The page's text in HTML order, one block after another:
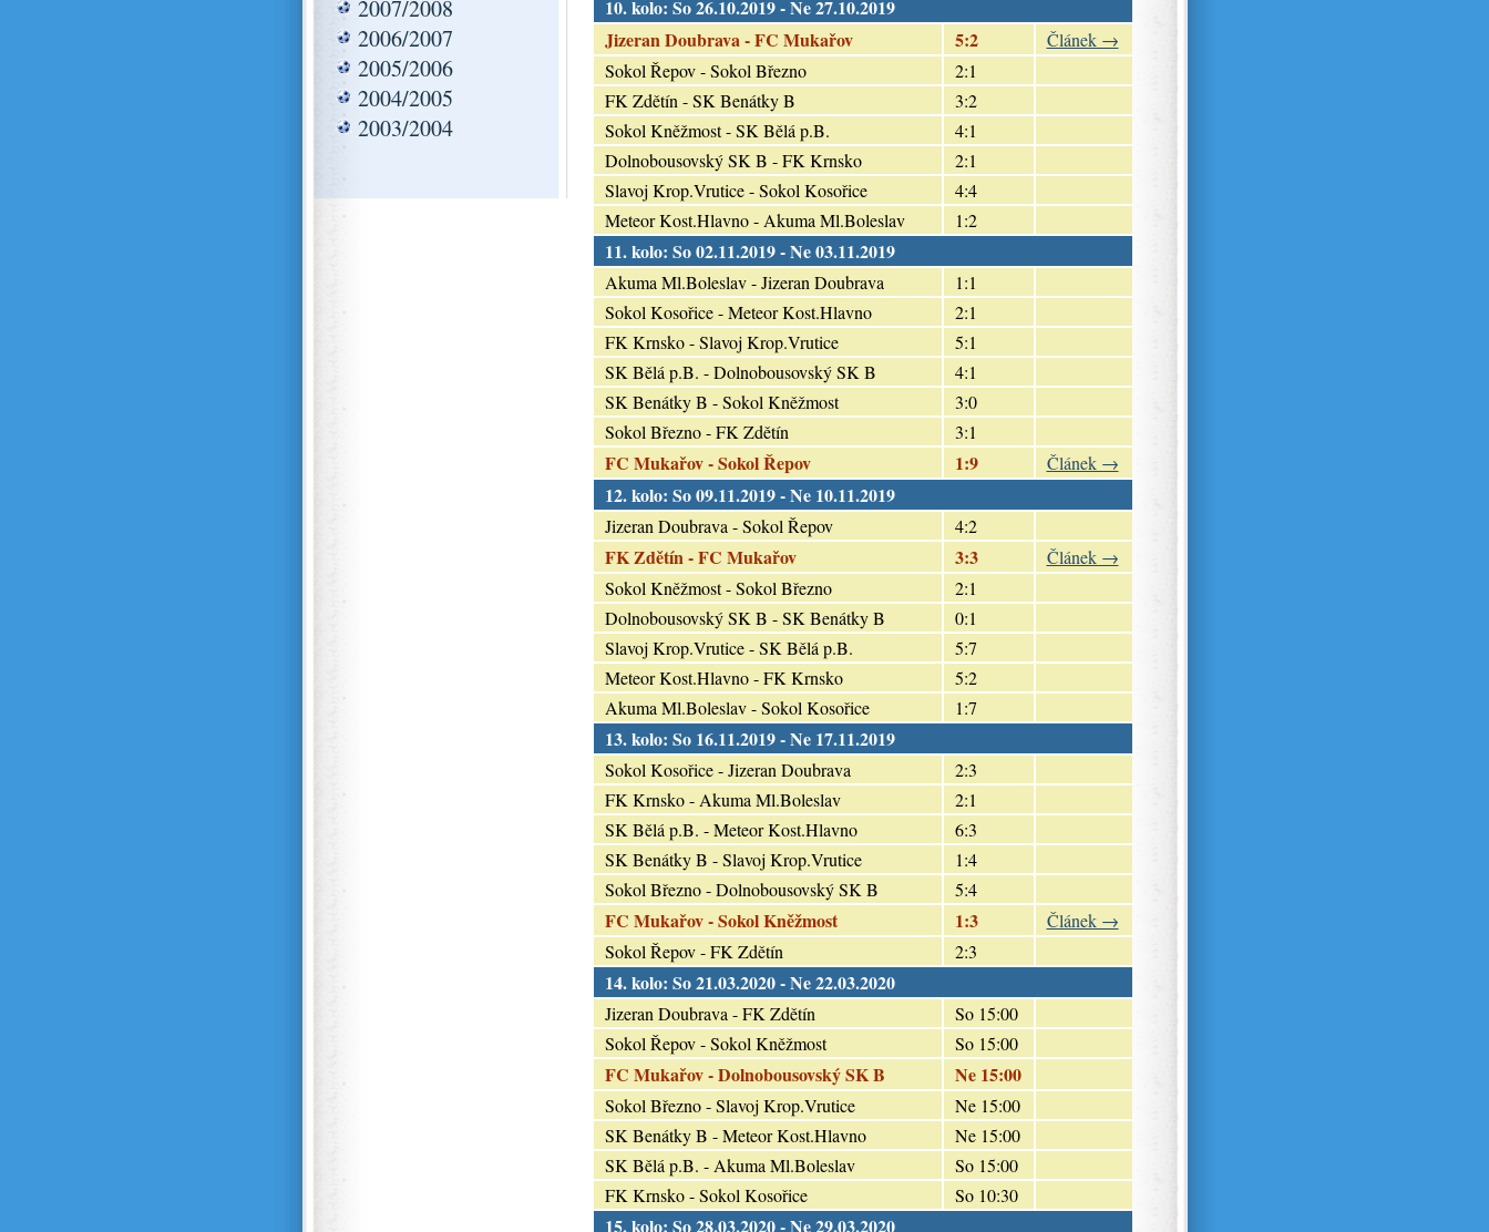
2007/2008
2006/2007
2005/2006
2004/2005
2003/2004
10. kolo: So 26.10.2019 - Ne 27.10.2019
Jizeran Doubrava - FC Mukařov
5:2
Článek →
Sokol Řepov - Sokol Březno
2:1
FK Zdětín - SK Benátky B
3:2
Sokol Kněžmost - SK Bělá p.B.
4:1
Dolnobousovský SK B - FK Krnsko
2:1
Slavoj Krop.Vrutice - Sokol Kosořice
4:4
Meteor Kost.Hlavno - Akuma Ml.Boleslav
1:2
11. kolo: So 02.11.2019 - Ne 03.11.2019
Akuma Ml.Boleslav - Jizeran Doubrava
1:1
Sokol Kosořice - Meteor Kost.Hlavno
2:1
FK Krnsko - Slavoj Krop.Vrutice
5:1
SK Bělá p.B. - Dolnobousovský SK B
4:1
SK Benátky B - Sokol Kněžmost
3:0
Sokol Březno - FK Zdětín
3:1
FC Mukařov - Sokol Řepov 1:9 Článek →
12. kolo: So 09.11.2019 - Ne 10.11.2019
Jizeran Doubrava - Sokol Řepov 4:2
FK Zdětín - FC Mukařov 3:3
Článek →
Sokol Kněžmost - Sokol Březno
2:1
Dolnobousovský SK B - SK Benátky B
0:1
Slavoj Krop.Vrutice - SK Bělá p.B.
5:7
Meteor Kost.Hlavno - FK Krnsko
5:2
Akuma Ml.Boleslav - Sokol Kosořice
1:7
13. kolo: So 16.11.2019 - Ne 17.11.2019
Sokol Kosořice - Jizeran Doubrava
2:3
FK Krnsko - Akuma Ml.Boleslav
2:1
SK Bělá p.B. - Meteor Kost.Hlavno
6:3
SK Benátky B - Slavoj Krop.Vrutice
1:4
Sokol Březno - Dolnobousovský SK B
5:4
FC Mukařov - Sokol Kněžmost 1:3
Článek →
Sokol Řepov - FK Zdětín
2:3
14. kolo: So 21.03.2020 - Ne 22.03.2020
Jizeran Doubrava - FK Zdětín
So 15:00
Sokol Řepov - Sokol Kněžmost
So 15:00
FC Mukařov - Dolnobousovský SK B Ne 15:00
Sokol Březno - Slavoj Krop.Vrutice
Ne 15:00
SK Benátky B - Meteor Kost.Hlavno
Ne 15:00
SK Bělá p.B. - Akuma Ml.Boleslav
So 15:00
FK Krnsko - Sokol Kosořice
So 10:30
15. kolo: So 28.03.2020 - Ne 29.03.2020